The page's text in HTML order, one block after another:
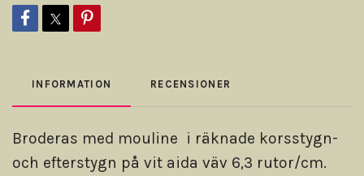
INFORMATION RECENSIONER
Broderas med mouline i räknade korsstygn-
och efterstygn på vit aida väv 6,3 rutor/cm.